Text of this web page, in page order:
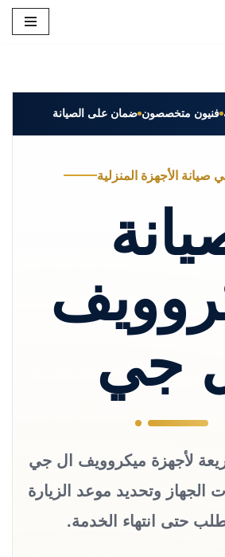
فنيون متخصصون ضمان على الصيانة
صيانة الأجهزة المنزلية
جي
لأجهزة ميكروويف ال جي
الجهاز وتحديد موعد الزيارة
حتى انتهاء الخدمة.